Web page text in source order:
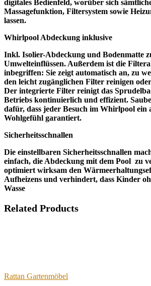
digitales Bedienfeld, worüber sich
Massagefunktion, Filtersystem sowie
lassen.
Whirlpool Abdeckung inklusive
Inkl. Isolier-Abdeckung und Bodenmatte
Umwelteinflüssen. Außerdem ist die
inbegriffen: Sie zeigt automatisch an, zu
den leicht zugänglichen Filter reinigen
Der integrierte Filter reinigt das
Betriebs kontinuierlich und effizient.
dafür, dass jeder Besuch im Whirlpool ein
Wohlgefühl garantiert.
Sicherheitsschnallen
Die einstellbaren Sicherheitsschnallen
einfach, die Abdeckung mit dem Pool zu
optimiert wirksam den
Aufheizens und verhindert, dass Kinder
Wasse
Related Products
Rattan Gartenmöbel